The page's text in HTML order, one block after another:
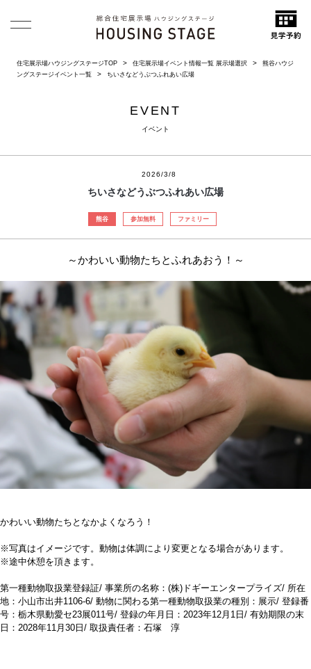
住宅展示場ハウジングステージTOP 住宅展示場イベント情報一覧 展示場選択
熊谷ハウジ
ングステージイベント一覧
ちいさなどうぶつふれあい広場
EVENT
イベント
2026/3/8
ちいさなどうぶつふれあい広場
熊谷 参加無料 ファミリー
～かわいい動物たちとふれあおう！～
かわいい動物たちとなかよくなろう！
※写真はイメージです。動物は体調により変更となる場合があります。
※途中休憩を頂きます。
第一種動物取扱業登録証/ 事業所の名称：(株)ドギーエンタープライズ/ 所在
地：小山市出井1106-6/ 動物に関わる第一種動物取扱業の種別：展示/ 登録番
号：栃木県動愛セ23展011号/ 登録の年月日：2023年12月1日/ 有効期限の末
日：2028年11月30日/ 取扱責任者：石塚 淳